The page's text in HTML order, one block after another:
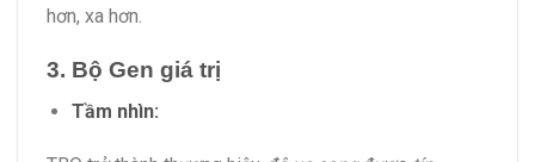
hơn, xa hơn.
3. Bộ Gen giá trị
Tầm nhìn: